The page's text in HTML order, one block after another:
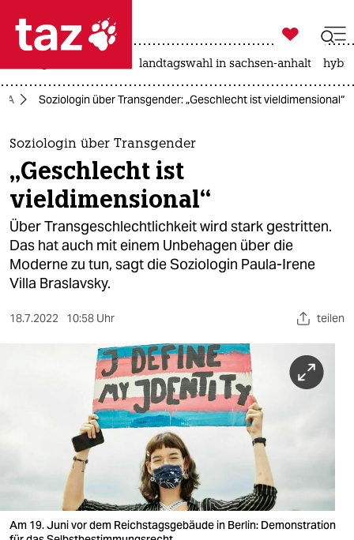
 taz zahl ich
taz zahl ich
themen
politik
öko
gesellschaft
kultur
sport
veranstaltungen

taz zahl ich
landtagswahl in sachsen-anhalt
Soziologin über Transgender: „Geschlecht ist vieldimensional“
Soziologin über Transgender
„Geschlecht ist
vieldimensional“
Über Transgeschlechtlichkeit wird stark gestritten.
Das hat auch mit einem Unbehagen über die
Moderne zu tun, sagt die Soziologin Paula-Irene
Villa Braslavsky.
18.7.2022 10:58 Uhr teilen
Am 19. Juni vor dem Reichs­tagsgebäude in Berlin: Demonstration